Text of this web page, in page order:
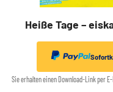
Heiße Tage –
Sie erhalten einen Download-Link per